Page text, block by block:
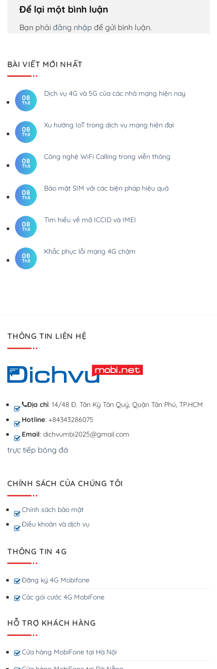
Để lại một bình luận
Bạn phải đăng nhập để gửi bình luận.
BÀI VIẾT MỚI NHẤT
08
Th8
Dịch vụ 4G và 5G của các nhà mạng hiện nay
08
Th8
Xu hướng IoT trong dịch vụ mạng hiện đại
08
Th8
Công nghệ WiFi Calling trong viễn thông
08
Th8
Bảo mật SIM với các biện pháp hiệu quả
08
Th8
Tìm hiểu về mã ICCID và IMEI
08
Th8
Khắc phục lỗi mạng 4G chậm
THÔNG TIN LIÊN HỆ
Địa chỉ: 14/48 Đ. Tân Kỳ Tân Quý, Quận Tân Phú, TP.HCM
Hotline: +84343286075
Email: dichvumbi2025@gmail.com
trực tiếp bóng đá
CHÍNH SÁCH CỦA CHÚNG TÔI
Chính sách bảo mật
Điều khoản và dịch vụ
THÔNG TIN 4G
Đăng ký 4G Mobifone
Các gói cước 4G MobiFone
HỖ TRỢ KHÁCH HÀNG
Cửa hàng MobiFone tại Hà Nội